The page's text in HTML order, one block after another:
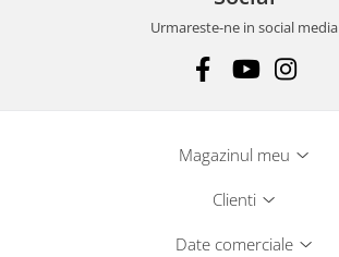
Urmareste-ne in social media
Magazinul meu
Clienti
Date comerciale